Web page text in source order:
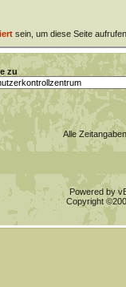
sein, um diese Seite
zu
Alle
Powered by
Copyright